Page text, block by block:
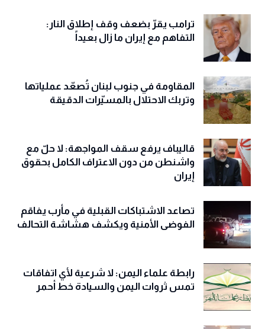
ترامب يقرّ بضعف وقف إطلاق النار:
التفاهم مع إيران ما زال بعيداً
المقاومة في جنوب لبنان تُصعّد عملياتها
وتربك الاحتلال بالمسيّرات الدقيقة
قاليباف يرفع سقف المواجهة: لا حلّ مع
واشنطن من دون الاعتراف الكامل بحقوق
إيران
تصاعد الاشتباكات القبلية في مأرب يفاقم
الفوضى الأمنية ويكشف هشاشة التحالف
رابطة علماء اليمن: لا شرعية لأي اتفاقات
تمس ثروات اليمن والسيادة خط أحمر